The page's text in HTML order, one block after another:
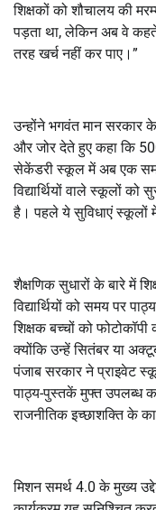
शिक्षकों को शौचालय की
पड़ता था, लेकिन अब वे कहते
तरह खर्च नहीं कर पाए।”
उन्होंने भगवंत मान सरकार
और जोर देते हुए कहा कि
सेकेंडरी स्कूल में अब एक
विद्यार्थियों वाले स्कूलों को
है। पहले ये सुविधाएं स्कूलों
शैक्षणिक सुधारों के बारे में
विद्यार्थियों को समय पर
शिक्षक बच्चों को
क्योंकि उन्हें सितंबर या
पंजाब सरकार ने प्राइवेट
पाठ्य-पुस्तकें मुफ्त उपलब्ध
राजनीतिक इच्छाशक्ति के
मिशन समर्थ 4.0 के मुख्य